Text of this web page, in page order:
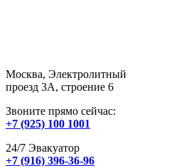
Москва, Электролитный
проезд 3А, строение 6
Звоните прямо сейчас:
+7 (925) 100 1001
24/7 Эвакуатор
+7 (916) 396-36-96